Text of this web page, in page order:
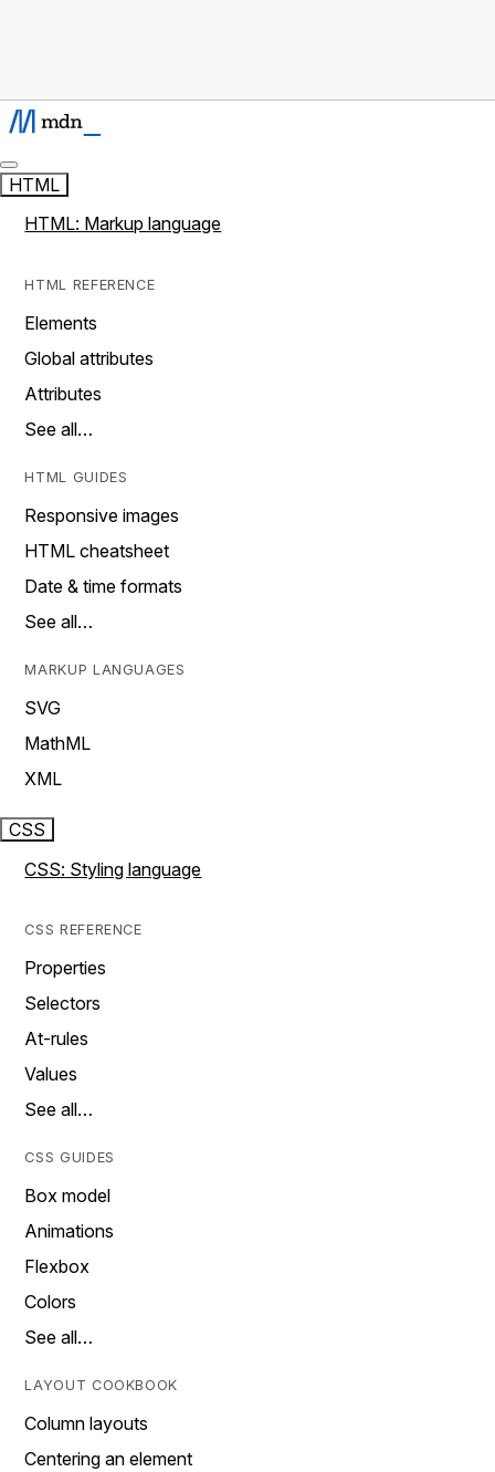
HTML
HTML: Markup language
HTML REFERENCE
Elements
Global attributes
Attributes
See all…
HTML GUIDES
Responsive images
HTML cheatsheet
Date & time formats
See all…
MARKUP LANGUAGES
SVG
MathML
XML
CSS
CSS: Styling language
CSS REFERENCE
Properties
Selectors
At-rules
Values
See all…
CSS GUIDES
Box model
Animations
Flexbox
Colors
See all…
LAYOUT COOKBOOK
Column layouts
Centering an element